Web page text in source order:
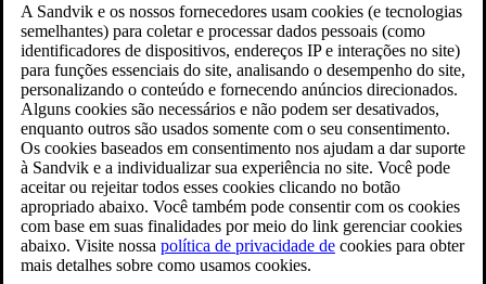
A Sandvik e os nossos fornecedores usam cookies (e tecnologias
semelhantes) para coletar e processar dados pessoais (como
identificadores de dispositivos, endereços IP e interações no site)
para funções essenciais do site, analisando o desempenho do site,
personalizando o conteúdo e fornecendo anúncios direcionados.
Alguns cookies são necessários e não podem ser desativados,
enquanto outros são usados somente com o seu consentimento.
Os cookies baseados em consentimento nos ajudam a dar suporte
à Sandvik e a individualizar sua experiência no site. Você pode
aceitar ou rejeitar todos esses cookies clicando no botão
apropriado abaixo. Você também pode consentir com os cookies
com base em suas finalidades por meio do link gerenciar cookies
abaixo. Visite nossa política de privacidade de cookies para obter
mais detalhes sobre como usamos cookies.